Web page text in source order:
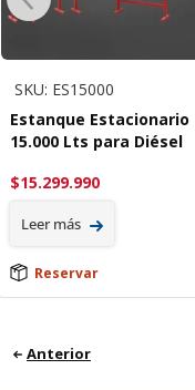
SKU: ES15000
Estanque Estacionario
15.000 Lts para Diésel
$15.299.990
Leer más
Reservar
Anterior